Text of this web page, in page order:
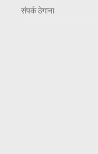
संपर्क ठेगाना